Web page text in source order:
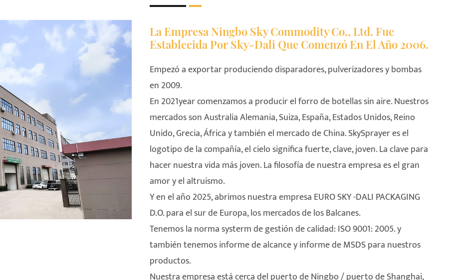
La Empresa Ningbo Sky Commodity Co., Ltd. Fue
Establecida Por Sky-Dali Que Comenzó En El Año 2006.
Empezó a exportar produciendo disparadores, pulverizadores y bombas
en 2009.
En 2021year comenzamos a producir el forro de botellas sin aire. Nuestros
mercados son Australia Alemania, Suiza, España, Estados Unidos, Reino
Unido, Grecia, África y también el mercado de China. SkySprayer es el
logotipo de la compañía, el cielo significa fuerte, clave, joven. La clave para
hacer nuestra vida más joven. La filosofía de nuestra empresa es el gran
amor y el altruismo.
Y en el año 2025, abrimos nuestra empresa EURO SKY -DALI PACKAGING
D.O. para el sur de Europa, los mercados de los Balcanes.
Tenemos la norma systerm de gestión de calidad: ISO 9001: 2005. y
también tenemos informe de alcance y informe de MSDS para nuestros
productos.